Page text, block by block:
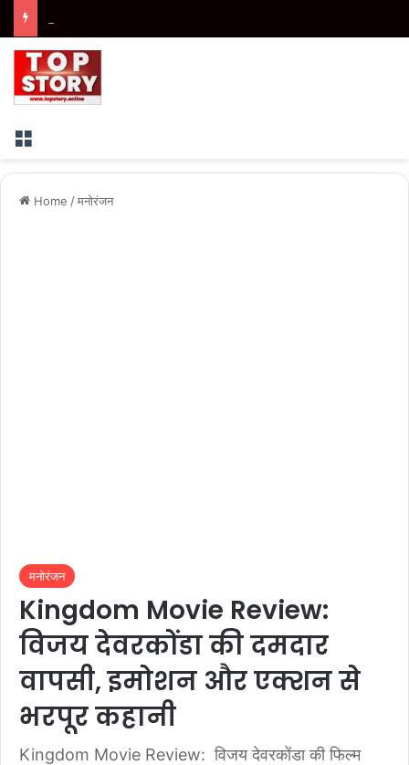
Menu
Home /मनोरंजन
मनोरंजन
Kingdom Movie Review:
विजय देवरकोंडा की दमदार
वापसी, इमोशन और एक्शन से
भरपूर कहानी
Kingdom Movie Review: विजय देवरकोंडा की फिल्म